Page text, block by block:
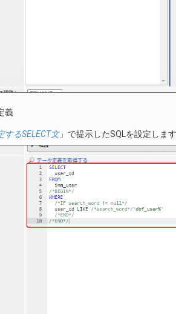
義
するSELECT文」で提示したSQLを設定しま